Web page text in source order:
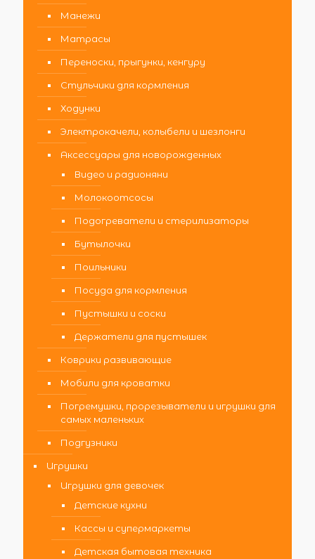
Манежи
Матрасы
Переноски, прыгунки, кенгуру
Стульчики для кормления
Ходунки
Электрокачели, колыбели и шезлонги
Аксессуары для новорожденных
Видео и радионяни
Молокоотсосы
Подогреватели и стерилизаторы
Бутылочки
Поильники
Посуда для кормления
Пустышки и соски
Держатели для пустышек
Коврики развивающие
Мобили для кроватки
Погремушки, прорезыватели и игрушки для
самых маленьких
Подгузники
Игрушки
Игрушки для девочек
Детские кухни
Кассы и супермаркеты
Детская бытовая техника